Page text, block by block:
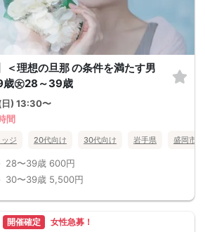
＜理想の旦那 の条件を満たす男
歳㊛28～39歳
) 13:30〜
間
ジ 20代向け 30代向け 岩手県 盛岡市
28〜39歳 600円
30〜39歳 5,500円
開催確定 女性急募！